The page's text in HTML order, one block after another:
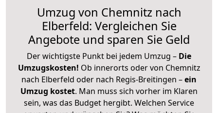
Umzug von Chemnitz nach
Elberfeld: Vergleichen Sie
Angebote und sparen Sie Geld
Der wichtigste Punkt bei jedem Umzug – Die
Umzugskosten! Ob innerorts oder von Chemnitz
nach Elberfeld oder nach Regis-Breitingen –ein
Umzug kostet. Man muss sich vorher im Klaren
sein, was das Budget hergibt. Welchen Service